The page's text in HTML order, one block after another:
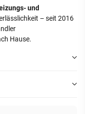
und
– seit 2016
Hause.